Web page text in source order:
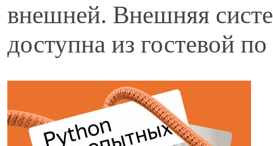
внешней. Внешняя
доступна из гостевой